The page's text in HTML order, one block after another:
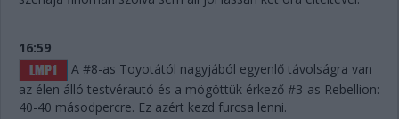
16:59
A #8-as Toyotától nagyjából egyenlő távolságra van
az élen álló testvérautó és a mögöttük érkező #3-as Rebellion:
40-40 másodpercre. Ez azért kezd furcsa lenni.